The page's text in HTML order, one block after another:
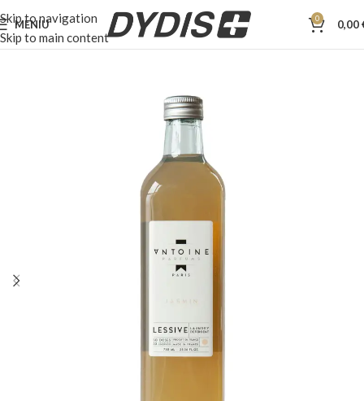
Skip to navigation
Skip to main content
MENIU 0 0,00